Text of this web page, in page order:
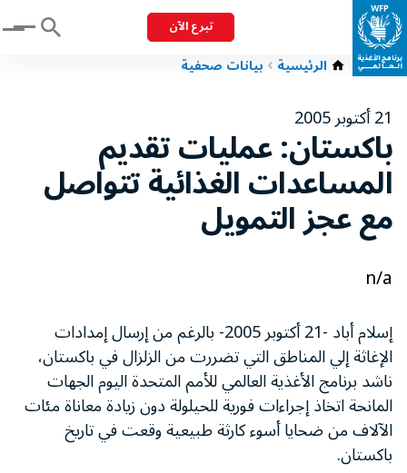
تبرع الآن Menu
الرئيسية بيانات صحفية
21 أكتوبر 2005
باكستان: عمليات تقديم
المساعدات الغذائية تتواصل
مع عجز التمويل
n/a
إسلام أباد -21 أكتوبر 2005- بالرغم من إرسال إمدادات
الإغاثة إلي المناطق التي تضررت من الزلزال في باكستان،
ناشد برنامج الأغذية العالمي للأمم المتحدة اليوم الجهات
المانحة اتخاذ إجراءات فورية للحيلولة دون زيادة معاناة مئات
الآلاف من ضحايا أسوء كارثة طبيعية وقعت في تاريخ
باكستان.